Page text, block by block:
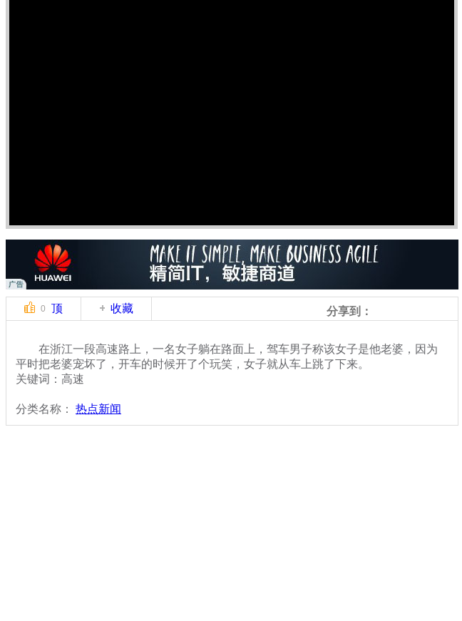
0 顶 收藏 分享到：
在浙江一段高速路上，一名女子躺在路面上，驾车男子称该女子是他老婆，因为
平时把老婆宠坏了，开车的时候开了个玩笑，女子就从车上跳了下来。
关键词：高速
分类名称： 热点新闻